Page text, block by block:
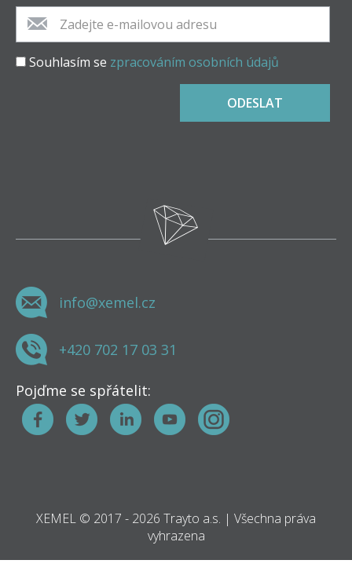
Souhlasím se zpracováním osobních údajů
ODESLAT
info@xemel.cz
+420 702 17 03 31
Pojďme se spřátelit:
XEMEL © 2017 - 2026 Trayto a.s. | Všechna práva
vyhrazena